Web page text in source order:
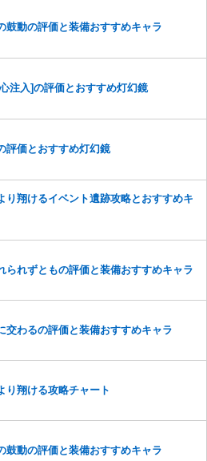
鼓動の評価と装備おすすめキャラ
注入]の評価とおすすめ灯幻鏡
評価とおすすめ灯幻鏡
り翔けるイベント遺跡攻略とおすすめキ
られずともの評価と装備おすすめキャラ
交わるの評価と装備おすすめキャラ
り翔ける攻略チャート
鼓動の評価と装備おすすめキャラ